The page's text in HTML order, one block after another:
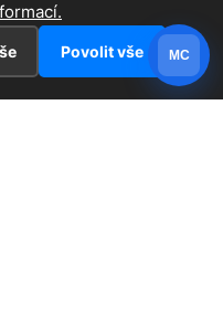
Povolit vše MC